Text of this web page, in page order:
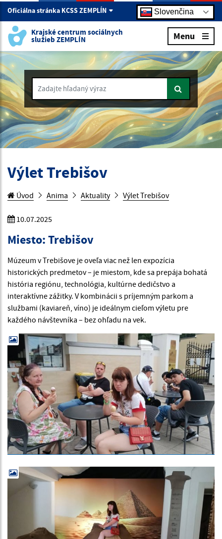
Oficiálna stránka KCSS ZEMPLÍN Slovenčina
Krajské centrum sociálnych
služieb ZEMPLÍN Menu
Zadajte hľadaný výraz
Výlet Trebišov
Úvod Anima Aktuality Výlet Trebišov
10.07.2025
Miesto: Trebišov
Múzeum v Trebišove je oveľa viac než len expozícia
historických predmetov – je miestom, kde sa prepája bohatá
história regiónu, technológia, kultúrne dedičstvo a
interaktívne zážitky. V kombinácii s príjemným parkom a
službami (kaviareň, víno) je ideálnym cieľom výletu pre
každého návštevníka – bez ohľadu na vek.